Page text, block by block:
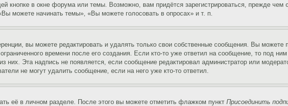
кнопке в окне форума или темы. Возможно, вам придётся зарегистрироваться, прежде чем
можете начинать темы», «Вы можете голосовать в опросах» и т. п.
вы можете редактировать и удалять только свои собственные сообщения. Вы можете
времени после его создания. Если кто-то уже ответил на сообщение, то под
них. Эта надпись не появляется, если сообщение редактировал администратор или
не могут удалить сообщение, если на него уже кто-то ответил.
её в личном разделе. После этого вы можете отметить флажком пункт Присоединить